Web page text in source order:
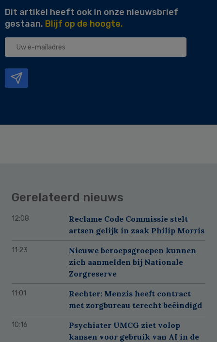
Dit artikel heeft ook in onze nieuwsbrief
gestaan. Blijf op de hoogte.
Uw
Gerelateerd nieuws
12:08
Reclame Code Commissie stelt
artsen gelijk in zaak Philip Morris
11:23
Nieuwe beroepsgroepen kunnen
zich aanmelden bij Nationale
Zorgreserve
11:01
Rechter: Menzis heeft contract
met zorgbureau terecht beëindigd
10:16
Psychiater UMCG ziet volop
kansen voor gebruik van AI in de